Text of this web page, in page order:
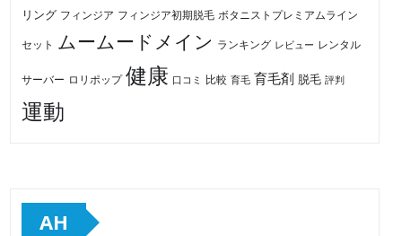
リング フィンジア フィンジア初期脱毛 ボタニストプレミアムライン
セット ムームードメイン ランキング レビュー レンタル
サーバー ロリポップ 健康 口コミ 比較 育毛 育毛剤 脱毛 評判
運動
AH